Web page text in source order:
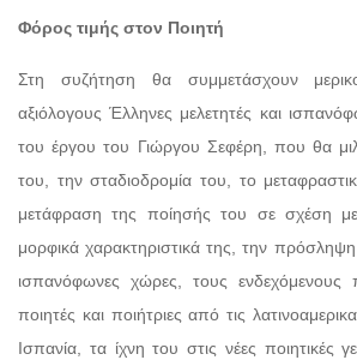
Φόρος τιμής στον Ποιητή
Στη συζήτηση θα συμμετάσχουν
αξιόλογους Έλληνες μελετητές και
του έργου του Γιώργου Σεφέρη, που θα
του, την σταδιοδρομία του, το
μετάφραση της ποίησής του σε σχέση
μορφικά χαρακτηριστικά της, την
ισπανόφωνες χώρες, τους ενδεχόμενους
ποιητές και ποιήτριες από τις
Ισπανία, τα ίχνη του στις νέες ποιητικές